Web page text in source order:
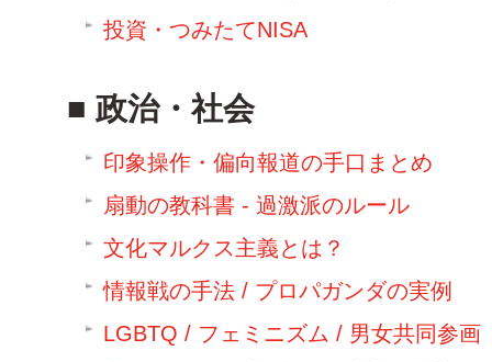
投資・つみたてNISA
政治・社会
印象操作・偏向報道の手口まとめ
扇動の教科書 - 過激派のルール
文化マルクス主義とは？
情報戦の手法 / プロパガンダの実例
LGBTQ / フェミニズム / 男女共同参画